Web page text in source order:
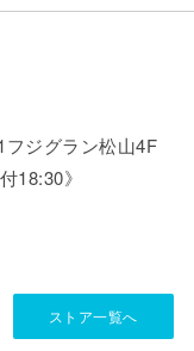
ジグラン松山4F
18:30》
ストア一覧へ